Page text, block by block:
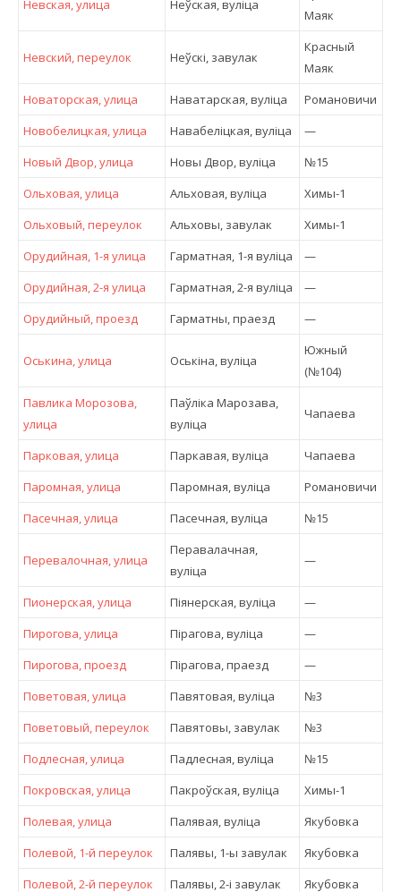
Невская, улица Неўская, вулiца
Маяк
Невский, переулок Неўскi, завулак
Красный
Маяк
Новаторская, улица
Наватарская, вулiца
Романовичи
Новобелицкая, улица
Навабеліцкая, вулiца
—
Новый Двор, улица
Новы Двор, вулiца
№15
Ольховая, улица
Альховая, вулiца
Химы-1
Ольховый, переулок
Альховы, завулак
Химы-1
Орудийная, 1-я улица
Гарматная, 1-я вулiца
—
Орудийная, 2-я улица
Гарматная, 2-я вулiца
—
Орудийный, проезд
Гарматны, праезд —
Оськина, улица Оськіна, вулiца
Южный
(№104)
Павлика Морозова,
улица
Паўліка Марозава,
вулiца
Чапаева
Парковая, улица Паркавая, вулiца
Чапаева
Паромная, улица
Паромная, вулiца
Романовичи
Пасечная, улица
Пасечная, вулiца №15
Перевалочная, улица
Перавалачная,
вулiца
—
Пионерская, улица Піянерская, вулiца
—
Пирогова, улица
Пірагова, вулiца
—
Пирогова, проезд
Пірагова, праезд
—
Поветовая, улица
Павятовая, вулiца
№3
Поветовый, переулок
Павятовы, завулак
№3
Подлесная, улица
Падлесная, вулiца
№15
Покровская, улица
Пакроўская, вулiца
Химы-1
Полевая, улица
Палявая, вулiца
Якубовка
Полевой, 1-й переулок
Палявы, 1-ы завулак
Якубовка
Полевой, 2-й переулок
Палявы, 2-і завулак
Якубовка